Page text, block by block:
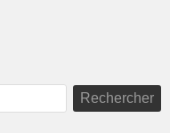
Rechercher